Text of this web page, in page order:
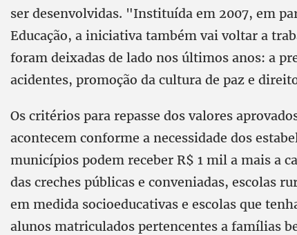
ser desenvolvidas. "Instituída em 2007, em
Educação, a iniciativa também vai voltar a
foram deixadas de lado nos últimos anos: a
acidentes, promoção da cultura de paz e
Os critérios para repasse dos valores
acontecem conforme a necessidade dos
municípios podem receber R$ 1 mil a mais a
das creches públicas e conveniadas, escolas
em medida socioeducativas e escolas que
alunos matriculados pertencentes a famílias